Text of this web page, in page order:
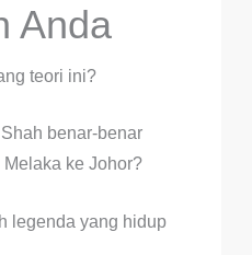
Anda
teori ini?
benar-benar
ke Johor?
legenda yang hidup